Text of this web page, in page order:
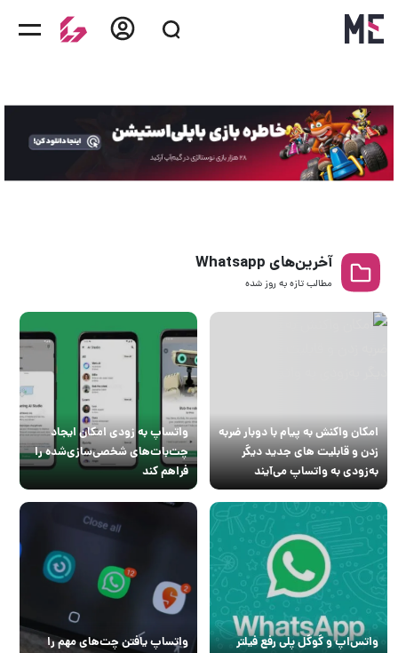
آخرین‌های Whatsapp
مطالب تازه به روز‌ شده
امکان واکنش به پیام با دوبار ضربه
زدن و قابلیت های جدید دیگر
به‌زودی به واتساپ می‌آیند
واتساپ به زودی امکان ایجاد
چت‌بات‌های شخصی‌سازی‌شده را
فراهم کند
واتس‌اپ و گوگل پلی رفع فیلتر
واتساپ یافتن چت‌های مهم را